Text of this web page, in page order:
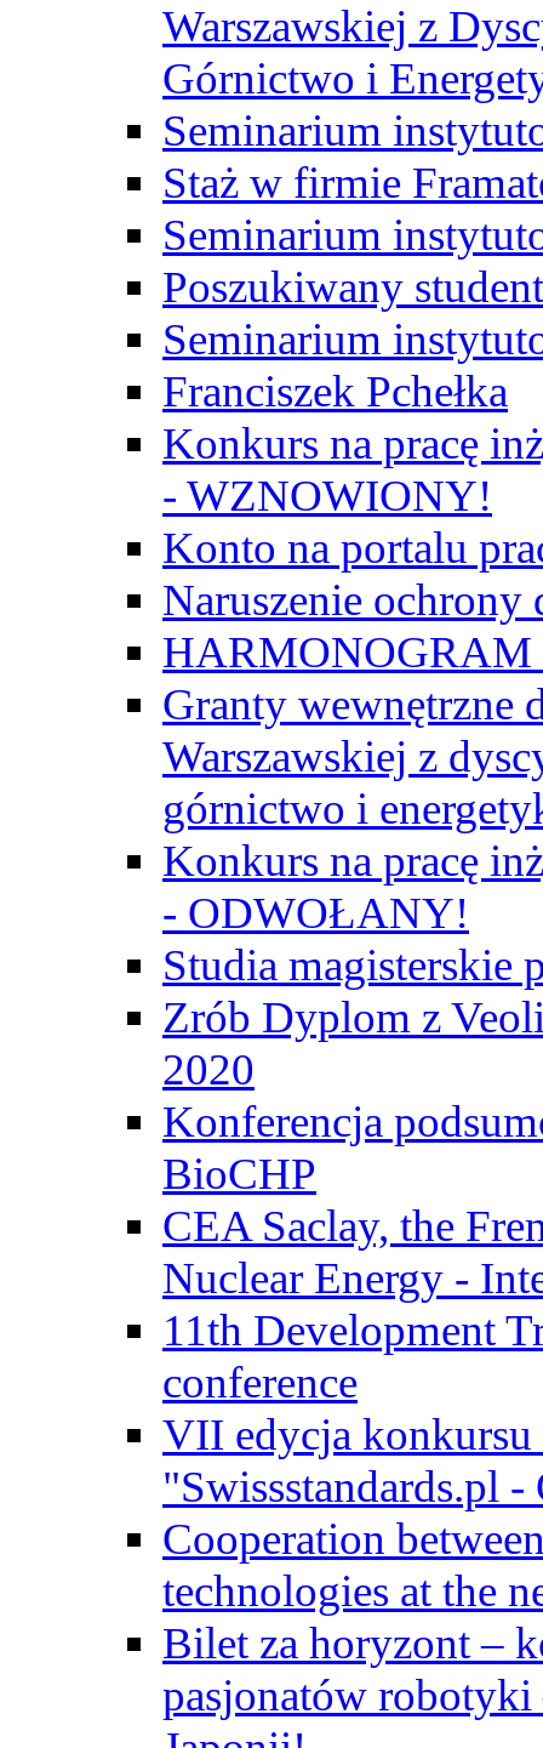
Warszawskiej z
Górnictwo i
Seminarium
Staż w firmie
Seminarium
Poszukiwany
Seminarium
Franciszek Pchełka
Konkurs na pracę
- WZNOWIONY!
Konto na portalu
Naruszenie ochrony
Granty wewnętrzne
Warszawskiej z
górnictwo i
Konkurs na pracę
- ODWOŁANY!
Studia magisterskie
Zrób Dyplom z
2020
Konferencja
BioCHP
CEA Saclay, the
Nuclear Energy -
11th Development
conference
VII edycja konkursu
"Swissstandards.pl
Cooperation
technologies at the
Bilet za horyzont –
pasjonatów